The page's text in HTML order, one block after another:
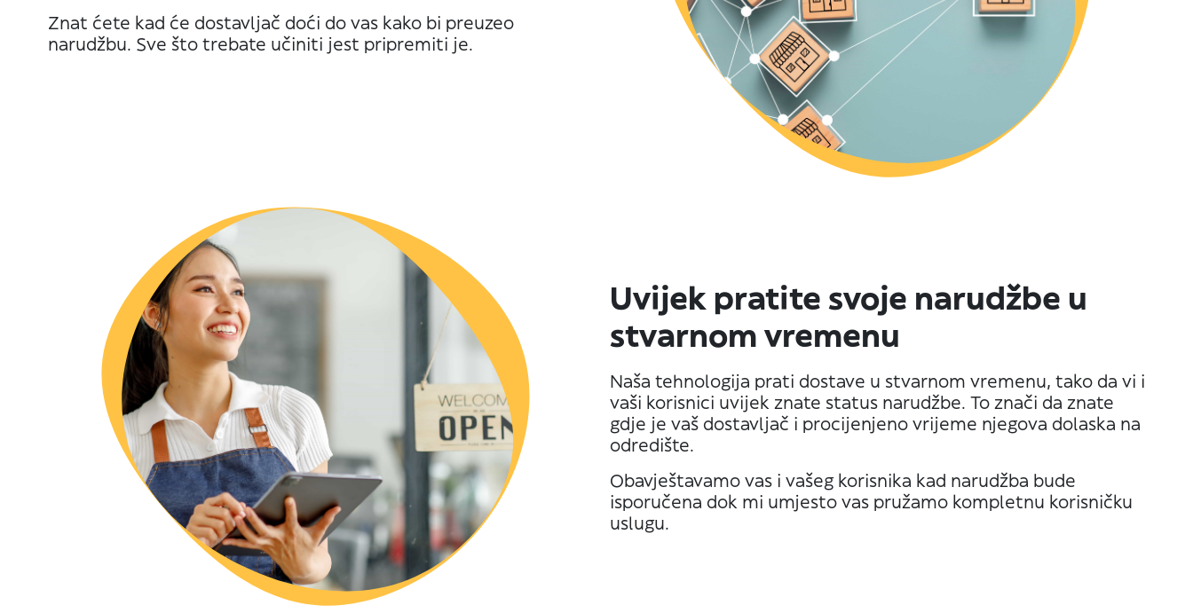
Znat ćete kad će dostavljač doći do vas kako bi preuzeo
narudžbu. Sve što trebate učiniti jest pripremiti je.
Uvijek pratite svoje narudžbe u
stvarnom vremenu
Naša tehnologija prati dostave u stvarnom vremenu, tako da vi i
vaši korisnici uvijek znate status narudžbe. To znači da znate
gdje je vaš dostavljač i procijenjeno vrijeme njegova dolaska na
odredište.
Obavještavamo vas i vašeg korisnika kad narudžba bude
isporučena dok mi umjesto vas pružamo kompletnu korisničku
uslugu.